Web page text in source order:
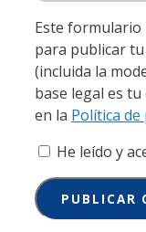
Este formulario
para publicar
(incluida la
base legal es
en la Política de
He leído y